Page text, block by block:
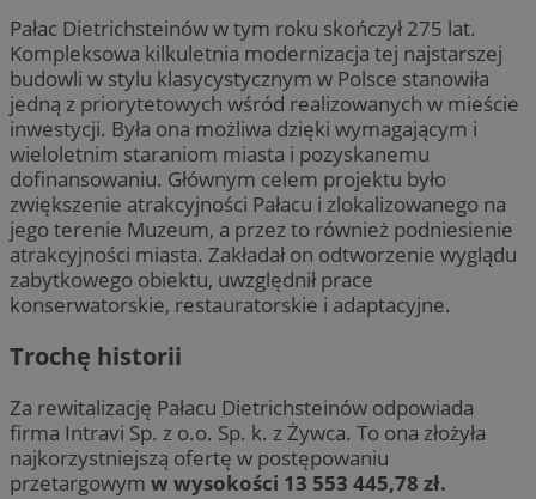
Pałac Dietrichsteinów w tym roku skończył 275 lat.
Kompleksowa kilkuletnia modernizacja tej najstarszej
budowli w stylu klasycystycznym w Polsce stanowiła
jedną z priorytetowych wśród realizowanych w mieście
inwestycji. Była ona możliwa dzięki wymagającym i
wieloletnim staraniom miasta i pozyskanemu
dofinansowaniu. Głównym celem projektu było
zwiększenie atrakcyjności Pałacu i zlokalizowanego na
jego terenie Muzeum, a przez to również podniesienie
atrakcyjności miasta. Zakładał on odtworzenie wyglądu
zabytkowego obiektu, uwzględnił prace
konserwatorskie, restauratorskie i adaptacyjne.
Trochę historii
Za rewitalizację Pałacu Dietrichsteinów odpowiada
firma Intravi Sp. z o.o. Sp. k. z Żywca. To ona złożyła
najkorzystniejszą ofertę w postępowaniu
przetargowym w wysokości 13 553 445,78 zł.